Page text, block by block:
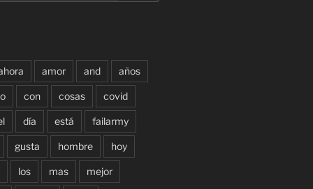
amor and años
con cosas covid
día está failarmy
gusta hombre hoy
los mas mejor